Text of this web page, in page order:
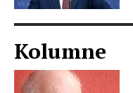
Kolumne